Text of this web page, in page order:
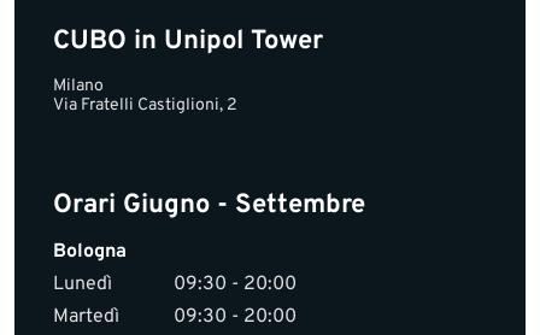
CUBO in Unipol Tower
Milano
Via Fratelli Castiglioni, 2
Orari Giugno - Settembre
Bologna
Lunedì
09:30 - 20:00
Martedì
09:30 - 20:00